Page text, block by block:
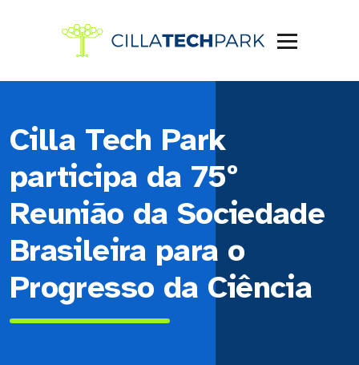
Cilla Tech Park
participa da 75º
Reunião da Sociedade
Brasileira para o
Progresso da Ciência